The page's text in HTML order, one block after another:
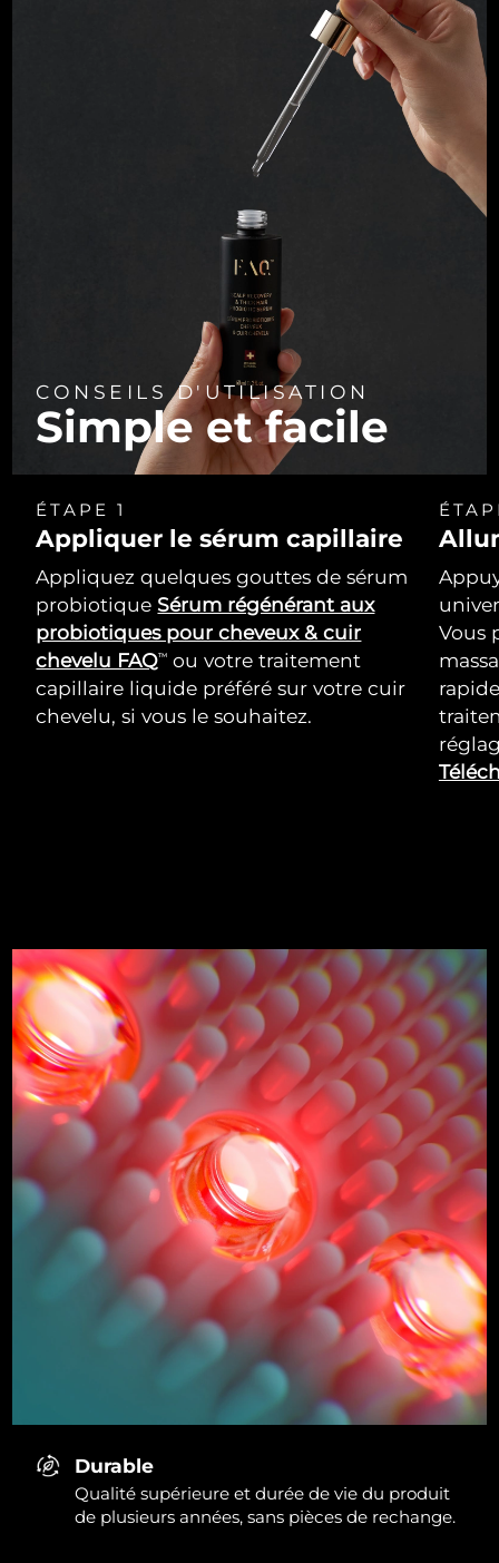
CONSEILS D'UTILISATION
Simple et facile
ÉTAPE 1
Appliquer le sérum capillaire
Appliquez quelques gouttes de sérum
probiotique Sérum régénérant aux
probiotiques pour cheveux & cuir
chevelu FAQTM
ou votre traitement
capillaire liquide préféré sur votre cuir
chevelu, si vous le souhaitez.
Vous
Durable
Qualité supérieure et durée de vie du produit
de plusieurs années, sans pièces de rechange.